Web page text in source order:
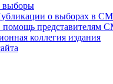
о выборах в
помощь представителям
коллегия издания